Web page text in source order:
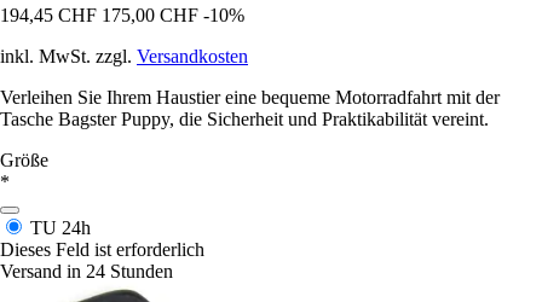
194,45 CHF 175,00 CHF -10%
inkl. MwSt. zzgl. Versandkosten
Verleihen Sie Ihrem Haustier eine bequeme Motorradfahrt mit der
Tasche Bagster Puppy, die Sicherheit und Praktikabilität vereint.
Größe
*
TU 24h
Dieses Feld ist erforderlich
Versand in 24 Stunden